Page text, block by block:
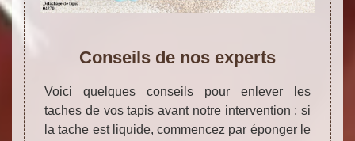
Conseils de nos experts
Voici quelques conseils pour enlever les
taches de vos tapis avant notre intervention : si
la tache est liquide, commencez par éponger le